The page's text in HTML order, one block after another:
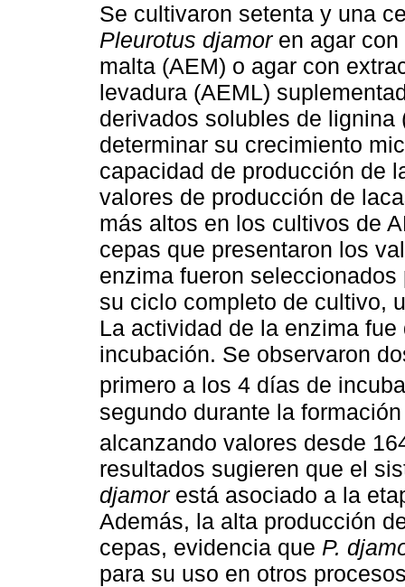
Se cultivaron setenta y una
Pleurotus djamoren agar con
malta (AEM) o agar con
levadura (AEML)
derivados solubles de lignina
determinar su crecimiento
capacidad de producción de
valores de producción de
más altos en los cultivos de
cepas que presentaron los
enzima fueron
su ciclo completo de cultivo,
La actividad de la enzima
incubación. Se observaron
primero a los 4 días de
segundo durante la
alcanzando valores desde
resultados sugieren que el
djamorestá asociado a la
Además, la alta producción
cepas, evidencia que P.
para su uso en otros